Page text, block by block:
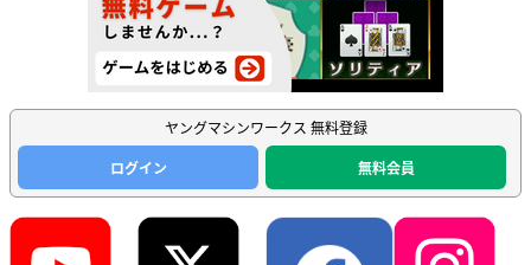
ヤングマシンワークス 無料登録
ログイン
無料会員